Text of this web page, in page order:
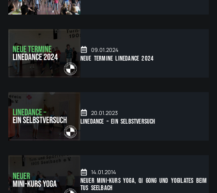
09.01.2024
Neue Termine linedance 2024
20.01.2023
Linedance – ein Selbstversuch
14.01.2014
Neuer Mini-Kurs Yoga, Qi Gong und Yogilates beim
TuS Seelbach